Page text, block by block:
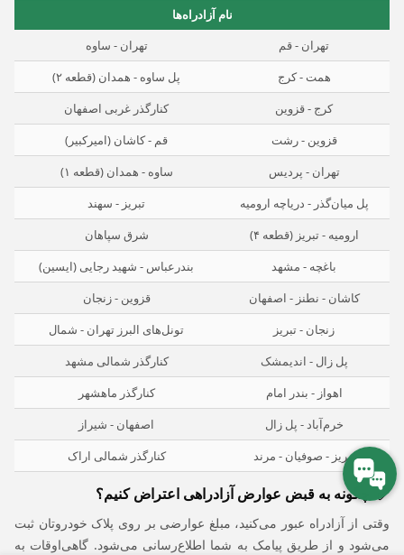
نام آزادراه‌ها
تهران - قم
تهران - ساوه
همت - کرج
پل ساوه - همدان (قطعه ۲)
کرج - قزوین
کنارگذر غربی اصفهان
قزوین - رشت
قم - کاشان (امیرکبیر)
تهران - پردیس
ساوه - همدان (قطعه ۱)
پل میان‌گذر - دریاچه ارومیه
تبریز - سهند
ارومیه - تبریز (قطعه ۴)
شرق سپاهان
باغچه - مشهد
بندرعباس - شهید رجایی (ایسین)
کاشان - نطنز - اصفهان
قزوین - زنجان
زنجان - تبریز
تونل‌های البرز تهران - شمال
پل زال - اندیمشک
کنارگذر شمالی مشهد
اهواز - بندر امام
کنارگذر ماهشهر
خرم‌آباد - پل زال
اصفهان - شیراز
تبریز - صوفیان - مرند
کنارگذر شمالی اراک
چگونه به قبض عوارض آزادراهی اعتراض کنیم؟
وقتی از آزادراه عبور می‌کنید، مبلغ عوارضی بر روی پلاک خودروتان ثبت
می‌شود و از طریق پیامک به شما اطلاع‌رسانی می‌شود. گاهی‌اوقات به